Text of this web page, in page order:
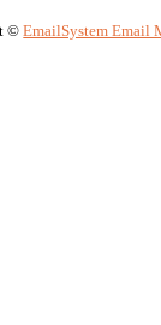
©EmailSystem Email